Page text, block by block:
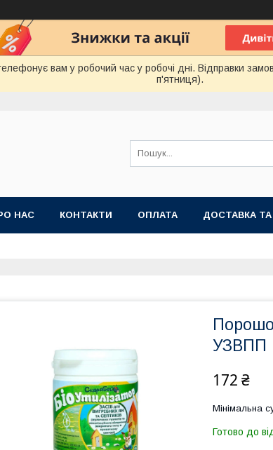
вам у робочий час у робочі дні. Відправки
п'ятниця).
НАС КОНТАКТИ ОПЛАТА ДОСТАВКА
УЗВПП
172 ₴
Мінімальна
Готово до